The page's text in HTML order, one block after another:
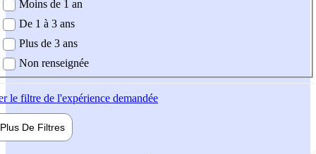
demandée
Moins de 1 an
De 1 à 3 ans
Plus de 3 ans
Non renseignée
le filtre de l'expérience demandée
Plus De Filtres